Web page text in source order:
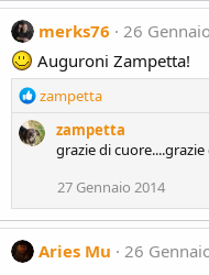
merks76
26
Auguroni Zampetta!
R
a
o
n
s
zampetta
zampetta
grazie di
27 Gennaio 2014
Aries Mu
26